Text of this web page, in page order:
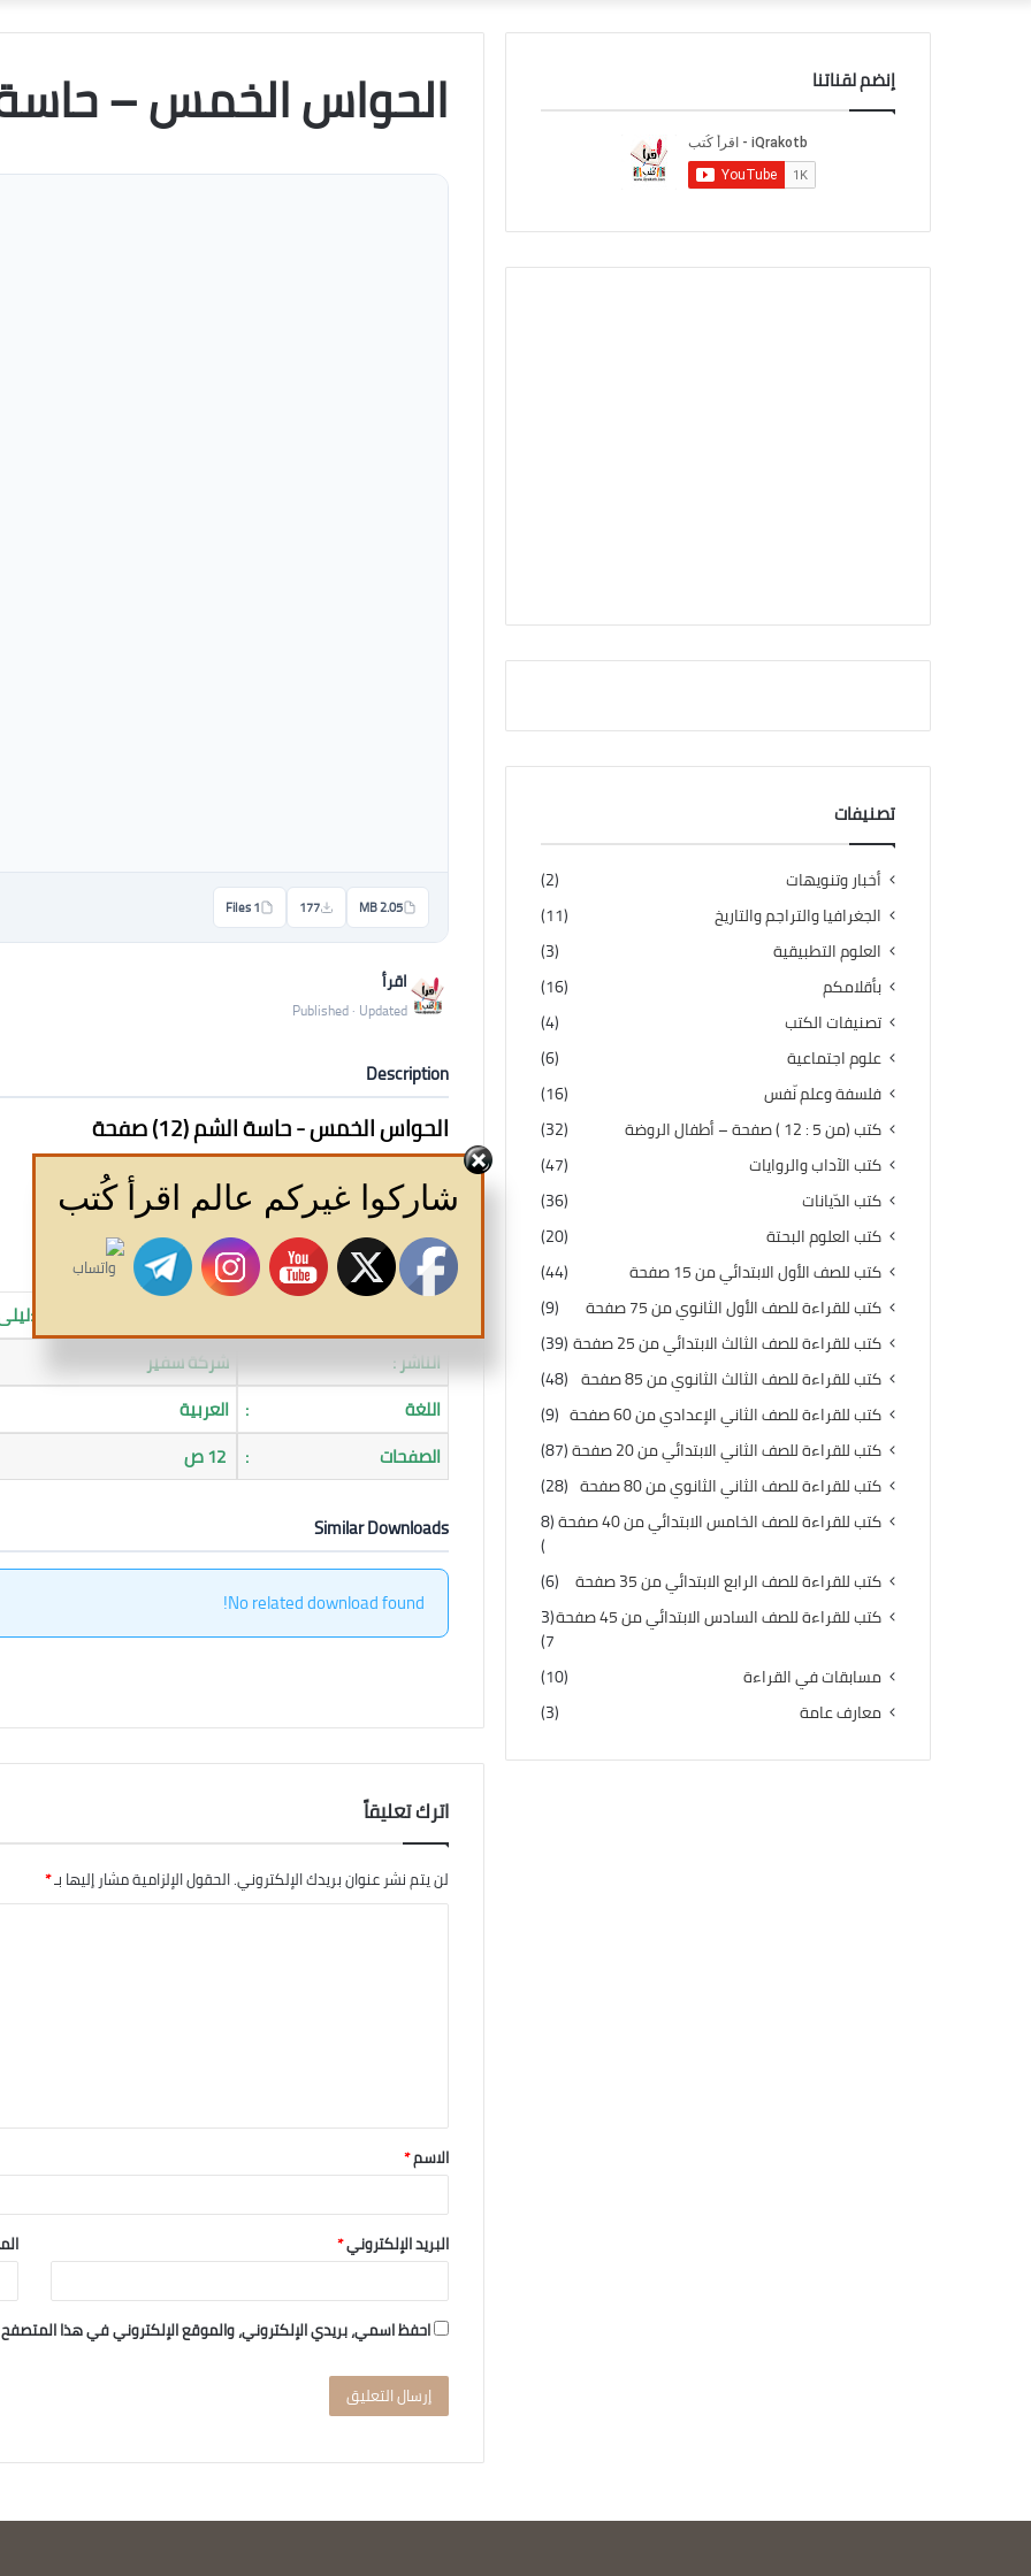
الحواس الخمس – حاسة الشم
2.05 MB
177
1 Files
اقرأ
Published · Updated
Description
الحواس الخمس - حاسة الشم (12) صفحة
تناسب الأطفال سن 6 و7 و8 سنوات
د.عبدالباسط الجمل / رسوم
الناشر :
شركة سفير
اللغة
: العربية
الصفحات
:
Similar Downloads
No related download found!
اترك تعليقاً
لن يتم نشر عنوان بريدك الإلكتروني.الحقول الإلزامية مشار إليها بـ*
الاسم*
البريد الإلكتروني*
احفظ اسمي، بريدي الإلكتروني، والموقع الإلكتروني في هذا
إنضم لقناتنا
تصنيفات
أخبار وتنويهات
(2)
الجغرافيا والتراجم والتاريخ
(11)
العلوم التطبيقية
(3)
بأقلامكم
(16)
تصنيفات الكتب
(4)
علوم اجتماعية
(6)
فلسفة وعلم نّفس
(16)
كتب (من 5 : 12 ) صفحة – أطفال الروضة
(32)
كتب الآداب والروايات
(47)
كتب الدّيانات
(36)
كتب العلوم البحتة
(20)
كتب للصف الأول الابتدائي من 15 صفحة
(44)
كتب للقراءة للصف الأول الثانوي من 75 صفحة
(9)
كتب للقراءة للصف الثالث الابتدائي من 25 صفحة
(39)
كتب للقراءة للصف الثالث الثانوي من 85 صفحة
(48)
كتب للقراءة للصف الثاني الإعدادي من 60 صفحة
(9)
كتب للقراءة للصف الثاني الابتدائي من 20 صفحة
(87)
كتب للقراءة للصف الثاني الثانوي من 80 صفحة
(28)
كتب للقراءة للصف الخامس الابتدائي من 40 صفحة
(8
)
كتب للقراءة للصف الرابع الابتدائي من 35 صفحة
(6)
كتب للقراءة للصف السادس الابتدائي من 45 صفحة
(3
7)
مسابقات في القراءة
(10)
معارف عامة
(3)
شاركوا غيركم عالم اقرأ كُتب